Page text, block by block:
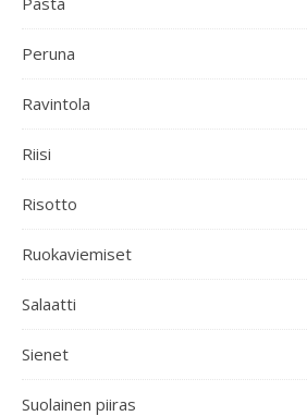
Peruna
Ravintola
Riisi
Risotto
Ruokaviemiset
Salaatti
Sienet
Suolainen piiras